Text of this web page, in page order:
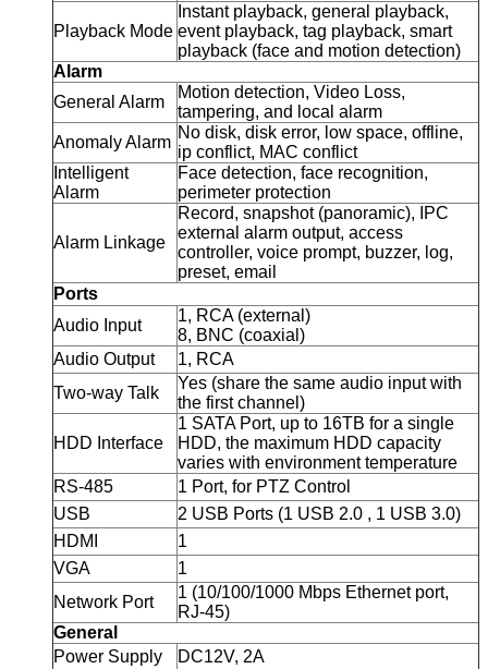
Playback Mode
Instant playback, general playback,
event playback, tag playback, smart
playback (face and motion detection)
Alarm
General Alarm
Motion detection, Video Loss,
tampering, and local alarm
Anomaly Alarm
No disk, disk error, low space, offline,
ip conflict, MAC conflict
Intelligent
Alarm
Face detection, face recognition,
perimeter protection
Alarm Linkage
Record, snapshot (panoramic), IPC
external alarm output, access
controller, voice prompt, buzzer, log,
preset, email
Ports
Audio Input
1, RCA (external)
8, BNC (coaxial)
Audio Output
1, RCA
Two-way Talk
Yes (share the same audio input with
the first channel)
HDD Interface
1 SATA Port, up to 16TB for a single
HDD, the maximum HDD capacity
varies with environment temperature
RS-485
1 Port, for PTZ Control
USB
2 USB Ports (1 USB 2.0 , 1 USB 3.0)
HDMI
1
VGA
1
Network Port
1 (10/100/1000 Mbps Ethernet port,
RJ-45)
General
Power Supply
DC12V, 2A